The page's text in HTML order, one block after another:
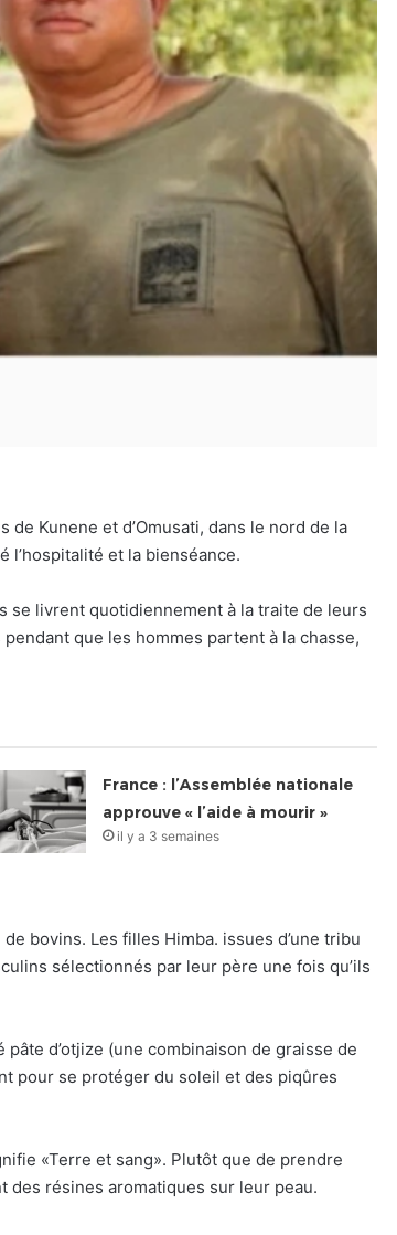
Kunene et d’Omusati, dans le nord de la
l’hospitalité et la bienséance.
se livrent quotidiennement à la traite de leurs
que les hommes partent à la chasse,
France : l’Assemblée nationale
approuve « l’aide à mourir »
il y a 3 semaines
bovins. Les filles Himba. issues d’une tribu
sélectionnés par leur père une fois qu’ils
d’otjize (une combinaison de graisse de
pour se protéger du soleil et des piqûres
«Terre et sang». Plutôt que de prendre
des résines aromatiques sur leur peau.